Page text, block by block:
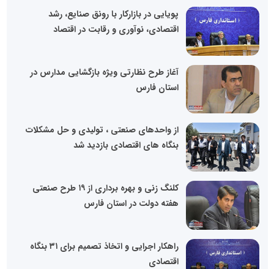
پویایی در بازارکار با رونق صنایع، رشد
اقتصادی، نوآوری و رقابت در اقتصاد
آغاز طرح نظارتی ویژه بازگشایی مدارس در
استان فارس
از واحدهای صنعتی ، تولیدی و حل مشکلات
بنگاه های اقتصادی بازدید شد
کلنگ زنی و بهره برداری از ۱۹ طرح صنعتی
هفته دولت در استان فارس
راهکار اجرایی و اتخاذ تصمیم برای ۳۱ بنگاه
اقتصادی